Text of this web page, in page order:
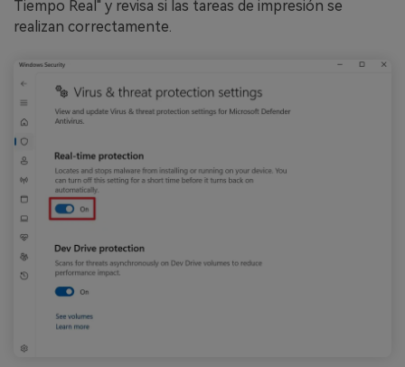
Tiempo Real" y revisa si las tareas de impresión se
realizan correctamente.